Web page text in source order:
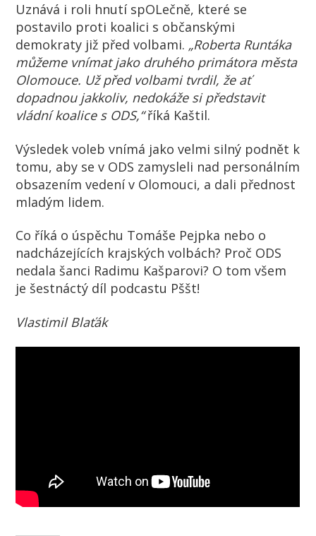
Uznává i roli hnutí spOLečně, které se
postavilo proti koalici s občanskými
demokraty již před volbami. „Roberta Runtáka
můžeme vnímat jako druhého primátora města
Olomouce. Už před volbami tvrdil, že ať
dopadnou jakkoliv, nedokáže si představit
vládní koalice s ODS,“říká Kaštil.
Výsledek voleb vnímá jako velmi silný podnět k
tomu, aby se v ODS zamysleli nad personálním
obsazením vedení v Olomouci, a dali přednost
mladým lidem.
Co říká o úspěchu Tomáše Pejpka nebo o
nadcházejících krajských volbách? Proč ODS
nedala šanci Radimu Kašparovi? O tom všem
je šestnáctý díl podcastu Pššt!
Vlastimil Blaťák